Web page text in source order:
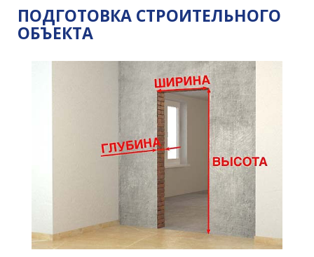
ПОДГОТОВКА СТРОИТЕЛЬНОГО
ОБЪЕКТА